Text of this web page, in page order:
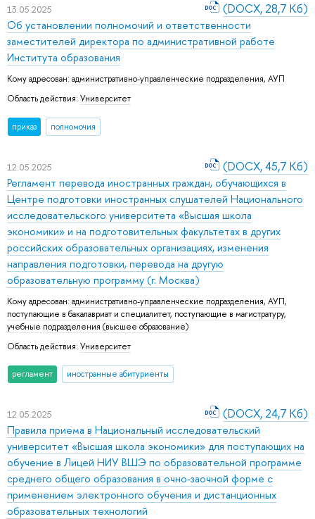
13.05.2025
Об установлении полномочий и ответственности
заместителей директора по административной работе
Института образования
Кому адресован: административно-управленческие подразделения, АУП
Область действия: Университет
приказ полномочия
(DOCX, 28,7 Кб)
12.05.2025
Регламент перевода иностранных граждан, обучающихся в
Центре подготовки иностранных слушателей Национального
исследовательского университета «Высшая школа
экономики» и на подготовительных факультетах в других
российских образовательных организациях, изменения
направления подготовки, перевода на другую
образовательную программу (г. Москва)
Кому адресован: административно-управленческие подразделения, АУП,
поступающие в бакалавриат и специалитет, поступающие в магистратуру,
учебные подразделения (высшее образование)
Область действия: Университет
регламент иностранные абитуриенты
(DOCX, 45,7 Кб)
12.05.2025
Правила приема в Национальный исследовательский
университет «Высшая школа экономики» для поступающих на
обучение в Лицей НИУ ВШЭ по образовательной программе
среднего общего образования в очно-заочной форме с
применением электронного обучения и дистанционных
образовательных технологий
(DOCX, 24,7 Кб)